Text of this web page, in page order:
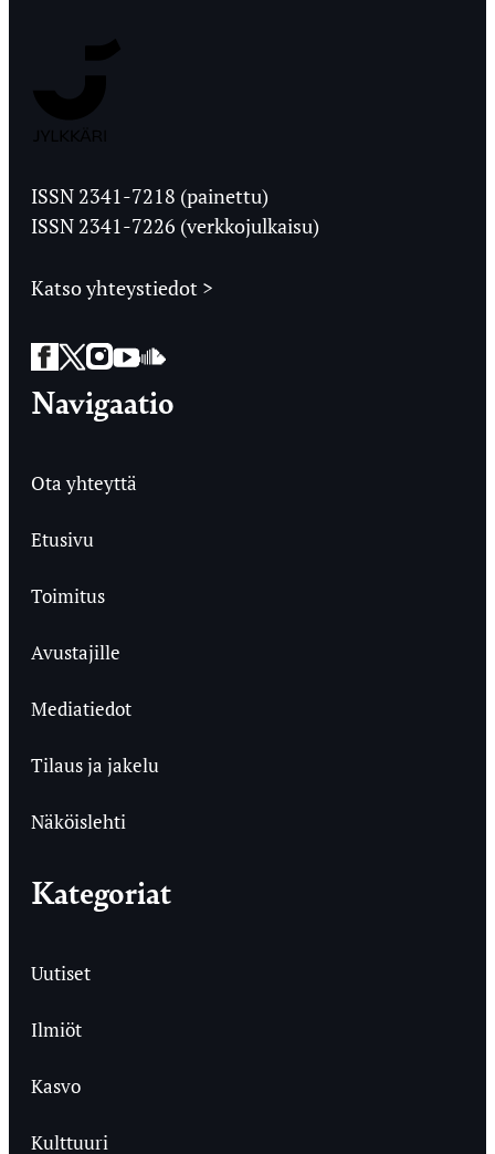
Ylioppilaslehti
ISSN 2341-7218 (painettu)
ISSN 2341-7226 (verkkojulkaisu)
Katso yhteystiedot >
Facebook
Twitter
Instagram
YouTube
SoundCloud
Navigaatio
Ota yhteyttä
Etusivu
Toimitus
Avustajille
Mediatiedot
Tilaus ja jakelu
Näköislehti
Kategoriat
Uutiset
Ilmiöt
Kasvo
Kulttuuri